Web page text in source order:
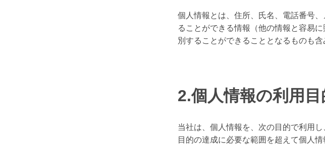
個人情報とは、住所、氏名、電話番号
ることができる情報（他の情報と容易
別することができることとなるものも含
2.個人情報の利用
当社は、個人情報を、次の目的で利用
目的の達成に必要な範囲を超えて個人